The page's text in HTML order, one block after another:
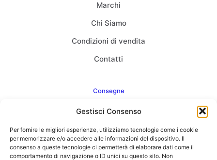
Gestisci Consenso
Per fornire le migliori esperienze, utilizziamo tecnologie come i cookie
per memorizzare e/o accedere alle informazioni del dispositivo. Il
consenso a queste tecnologie ci permetterà di elaborare dati come il
comportamento di navigazione o ID unici su questo sito. Non
Marchi
Chi Siamo
Condizioni di vendita
Contatti
Consegne
Come consegnamo
FAQ